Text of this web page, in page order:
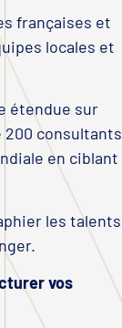
françaises et
locales et
étendue sur
200 consultants
en ciblant
les talents
vos